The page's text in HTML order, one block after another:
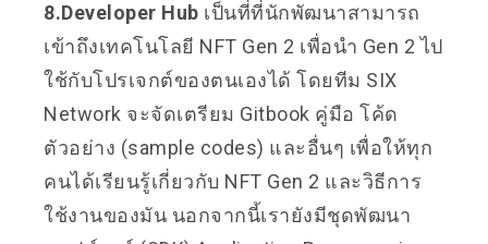
8.Developer Hub เป็นที่ที่นักพัฒนาสามารถ
เข้าถึงเทคโนโลยี NFT Gen 2 เพื่อนำ Gen 2 ไป
ใช้กับโปรเจกต์ของตนเองได้ โดยทีม SIX
Network จะจัดเตรียม Gitbook คู่มือ โค้ด
ตัวอย่าง (sample codes) และอื่นๆ เพื่อให้ทุก
คนได้เรียนรู้เกี่ยวกับ NFT Gen 2 และวิธีการ
ใช้งานของมัน นอกจากนี้เรายังมีชุดพัฒนา